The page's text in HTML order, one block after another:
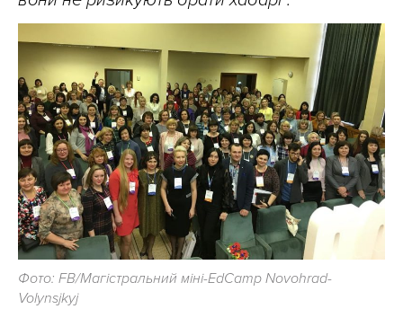
Фото: FB/Магістральний міні-EdCamp Novohrad-
Volynsjkyj